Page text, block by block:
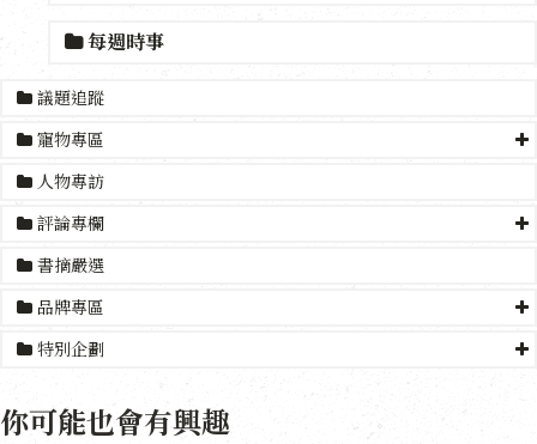
每週時事
議題追蹤
寵物專區
人物專訪
評論專欄
書摘嚴選
品牌專區
特別企劃
你可能也會有興趣